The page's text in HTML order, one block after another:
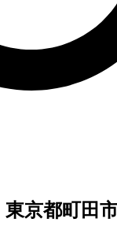
東京都町田